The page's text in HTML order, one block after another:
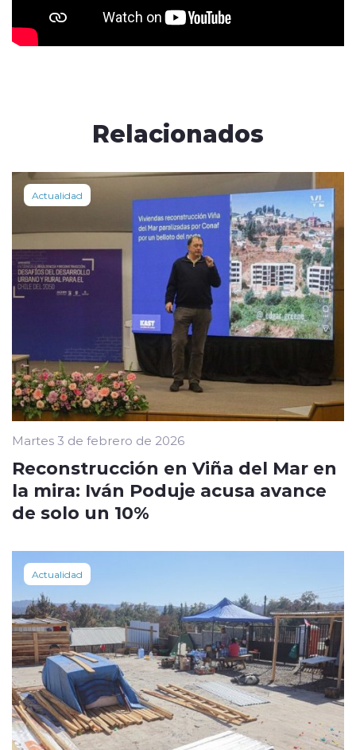
Relacionados
Actualidad
Martes 3 de febrero de 2026
Reconstrucción en Viña del Mar en
la mira: Iván Poduje acusa avance
de solo un 10%
Actualidad